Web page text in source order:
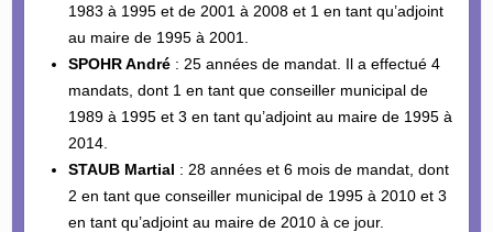
1983 à 1995 et de 2001 à 2008 et 1 en tant qu’adjoint
au maire de 1995 à 2001.
SPOHR André: 25 années de mandat. Il a effectué 4
mandats, dont 1 en tant que conseiller municipal de
1989 à 1995 et 3 en tant qu’adjoint au maire de 1995 à
2014.
STAUB Martial : 28 années et 6 mois de mandat, dont
2 en tant que conseiller municipal de 1995 à 2010 et 3
en tant qu’adjoint au maire de 2010 à ce jour.